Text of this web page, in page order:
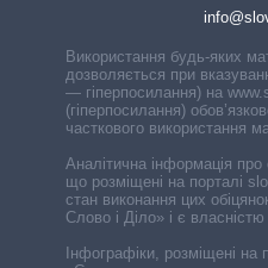
Використання будь-яких
дозволяється при
— гіперпосилання) на
(гіперпосилання)
часткового використання
Аналітична інформація про
що розміщені на порталі
стан виконання цих
Слово і Діло» і є
Інфографіки, розміщені на